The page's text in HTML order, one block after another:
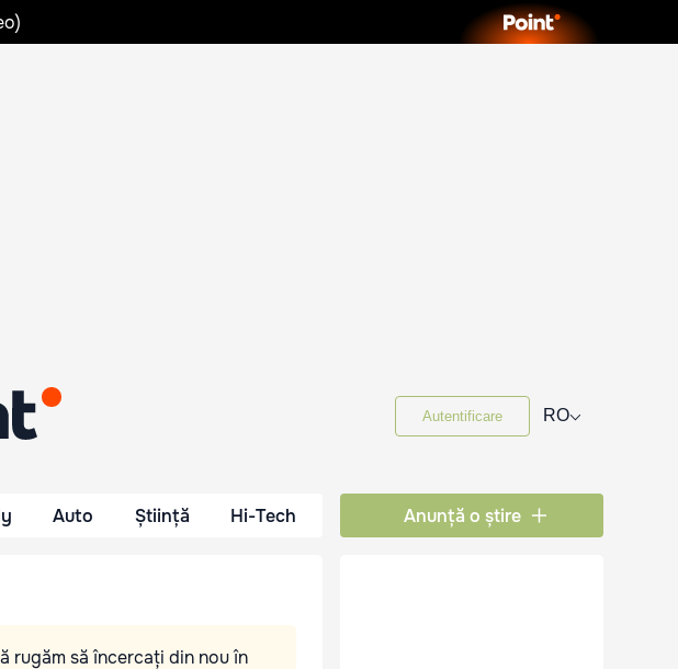
Autentificare RO⌵
Auto Știință Hi-Tech Anunță o știre
rugăm să încercați din nou în